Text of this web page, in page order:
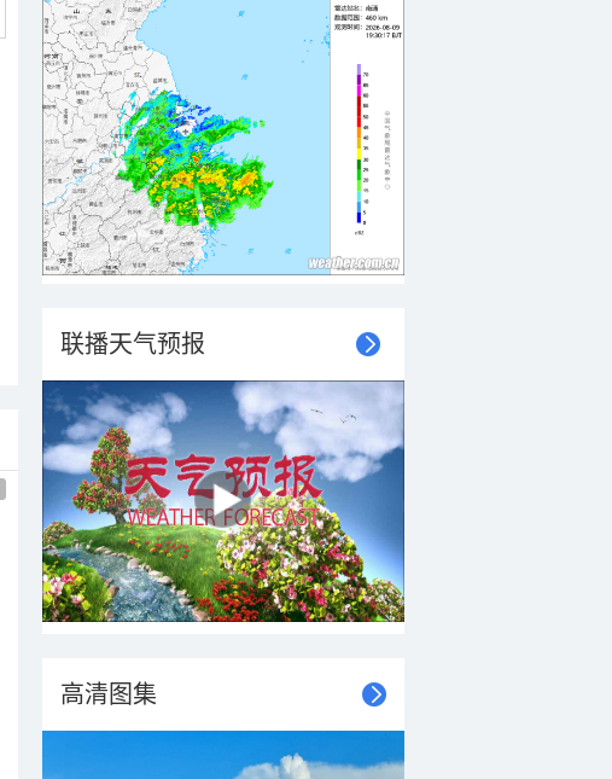
联播天气预报
高清图集